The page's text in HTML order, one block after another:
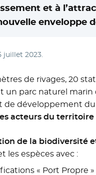
et à
enveloppe
juillet 2023.
de rivages, 20
un parc naturel
de développement
acteurs du
de la biodiversité
les espèces avec :
« Port Propre